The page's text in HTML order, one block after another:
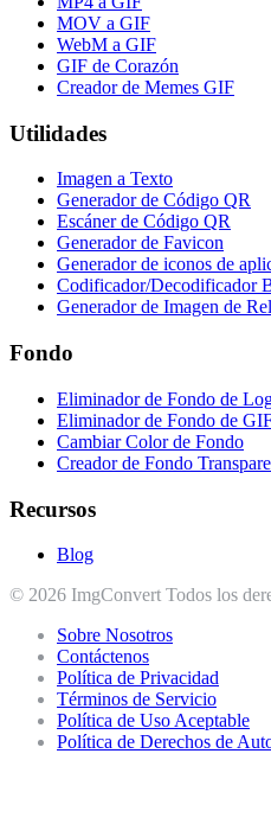
MOV a GIF
WebM a GIF
GIF de Corazón
Creador de Memes GIF
Utilidades
Imagen a Texto
Generador de Código QR
Escáner de Código QR
Generador de Favicon
Generador de iconos de
Codificador/Decodificador
Generador de Imagen de
Fondo
Eliminador de Fondo de
Eliminador de Fondo de
Cambiar Color de Fondo
Creador de Fondo
Recursos
Blog
© 2026 ImgConvert Todos los
Sobre Nosotros
Contáctenos
Política de Privacidad
Términos de Servicio
Política de Uso Aceptable
Política de Derechos de